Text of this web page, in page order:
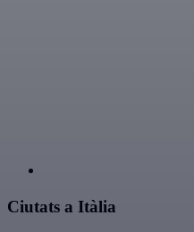
Ciutats a Itàlia